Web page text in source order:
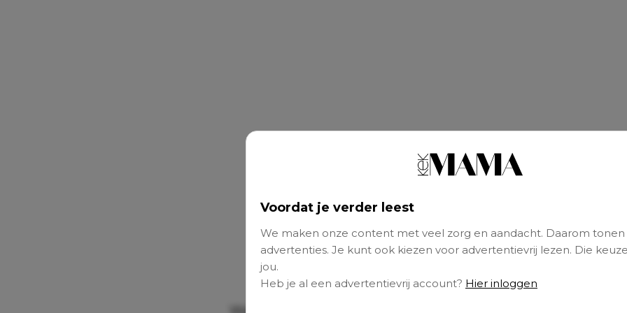
Voordat je verder leest
We maken onze content met veel zorg en aandacht. Daarom tonen
advertenties. Je kunt ook kiezen voor advertentievrij lezen. Die
jou.
Heb je al een advertentievrij account? Hier inloggen